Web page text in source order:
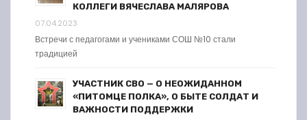
КОЛЛЕГИ ВЯЧЕСЛАВА МАЛЯРОВА
07.04.2023
Встречи с педагогами и учениками СОШ №10 стали
традицией
УЧАСТНИК СВО — О НЕОЖИДАННОМ
«ПИТОМЦЕ ПОЛКА», О БЫТЕ СОЛДАТ И
ВАЖНОСТИ ПОДДЕРЖКИ